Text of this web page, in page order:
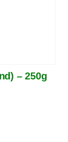
– 250g